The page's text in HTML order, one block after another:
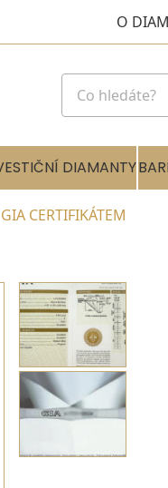
O
DIAMANTY
CERTIFIKÁTEM